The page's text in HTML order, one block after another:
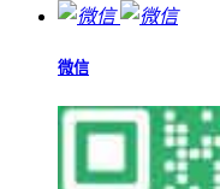
微信